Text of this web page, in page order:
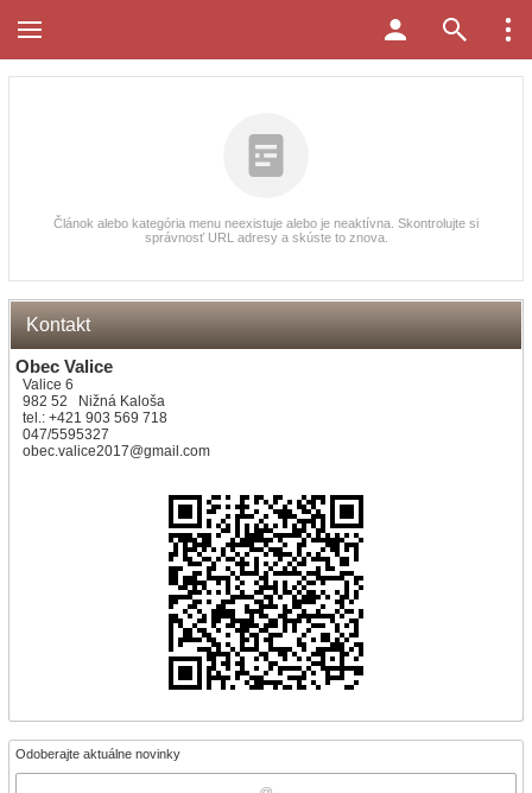
Kontakt
Obec Valice
Valice 6
982 52 Nižná Kaloša
tel.: +421 903 569 718
047/5595327
obec.valice2017@gmail.com
Odoberajte aktuálne novinky
Článok alebo kategória menu neexistuje alebo je neaktívna. Skontrolujte si
správnosť URL adresy a skúste to znova.